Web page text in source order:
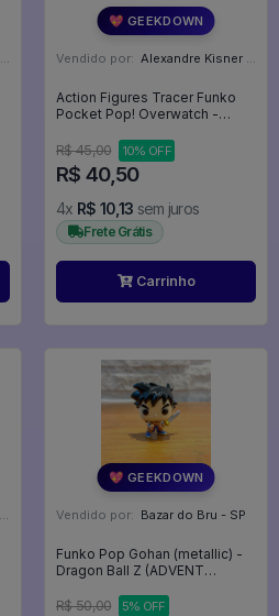
💖 GEEKDOWN
Vendido por: Alexandre Kisner - PR
Action Figures Tracer Funko
Pocket Pop! Overwatch -
R$ 45,00
10% OFF
R$ 40,50
4x R$ 10,13 sem juros
Frete Grátis
Carrinho
💖 GEEKDOWN
Vendido por: Bazar do Bru - SP
Funko Pop Gohan (metallic) -
Dragon Ball Z (ADVENT
R$ 50,00
5% OFF